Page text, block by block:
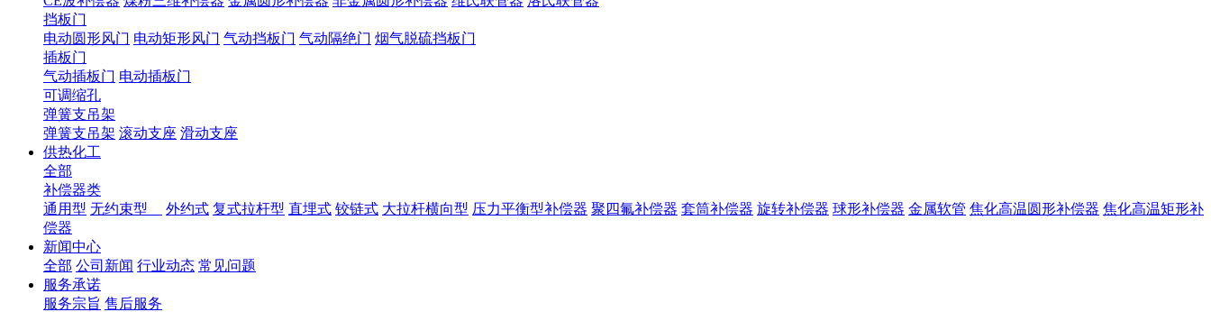
挡板门
电动圆形风门 电动矩形风门 气动挡板门 气动隔绝门 烟气脱硫挡板门
插板门
气动插板门 电动插板门
可调缩孔
弹簧支吊架
弹簧支吊架 滚动支座 滑动支座
供热化工
全部
补偿器类
通用型 无约束型 外约式 复式拉杆型 直埋式 铰链式 大拉杆横向型 压力平衡型补偿器 聚四氟补偿器 套筒补偿器 旋转补偿器 球形补偿器 金属软管 焦化高温圆形补偿器 焦化高温矩形补
偿器
新闻中心
全部 公司新闻 行业动态 常见问题
服务承诺
服务宗旨 售后服务